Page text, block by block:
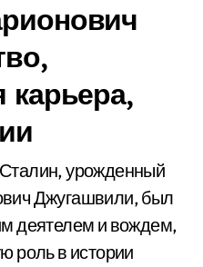
карьера,
урожденный
Джугашвили, был
деятелем и вождем,
роль в истории